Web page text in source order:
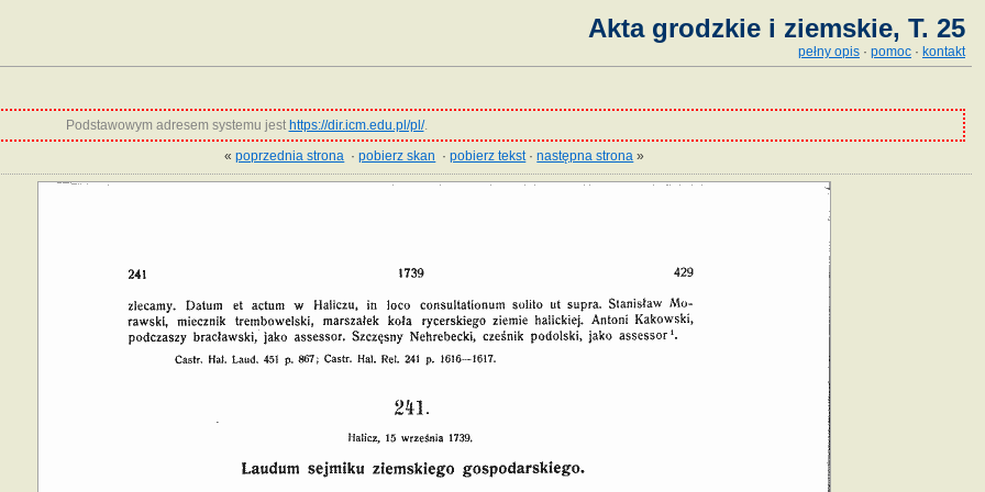
Akta grodzkie i ziemskie, T. 25
pełny opis · pomoc · kontakt
Podstawowym adresem systemu jest https://dir.icm.edu.pl/pl/.
«poprzednia strona ·pobierz skan ·pobierz tekst·następna strona »